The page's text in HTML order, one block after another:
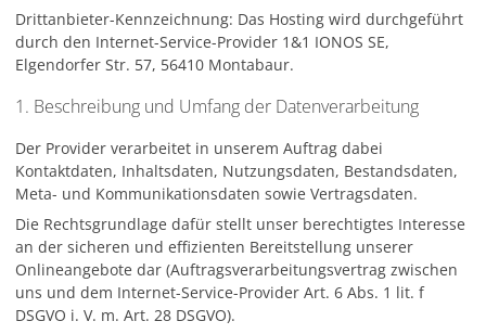
Drittanbieter-Kennzeichnung: Das Hosting wird durchgeführt
durch den Internet-Service-Provider 1&1 IONOS SE,
Elgendorfer Str. 57, 56410 Montabaur.
1. Beschreibung und Umfang der Datenverarbeitung
Der Provider verarbeitet in unserem Auftrag dabei
Kontaktdaten, Inhaltsdaten, Nutzungsdaten, Bestandsdaten,
Meta- und Kommunikationsdaten sowie Vertragsdaten.
Die Rechtsgrundlage dafür stellt unser berechtigtes Interesse
an der sicheren und effizienten Bereitstellung unserer
Onlineangebote dar (Auftragsverarbeitungsvertrag zwischen
uns und dem Internet-Service-Provider Art. 6 Abs. 1 lit. f
DSGVO i. V. m. Art. 28 DSGVO).